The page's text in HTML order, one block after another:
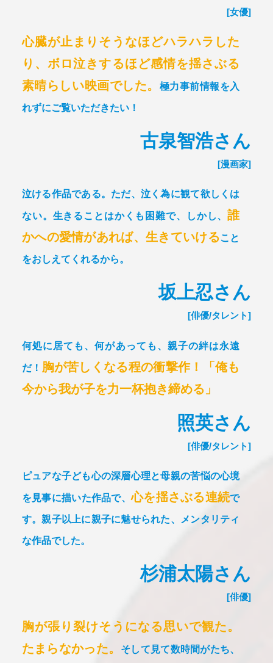
[女優]
心臓が止まりそうなほどハラハラした
り、ボロ泣きするほど感情を揺さぶる
素晴らしい映画でした。
極力事前情報を入
れずにご覧いただきたい！
古泉智浩さん
[漫画家]
泣ける作品である。ただ、泣く為に観て欲しくは
ない。 生きることはかくも困難で、しかし、誰
かへの愛情があれば、生きていけること
をおしえてくれるから。
坂上忍さん
[俳優/タレント]
何処に居ても、何があっても、親子の絆は永遠
だ！ 胸が苦しくなる程の衝撃作！
「俺も
今から我が子を力一杯抱き締める」
照英さん
[俳優/タレント]
ピュアな子ども心の深層心理と母親の苦悩の心境
を見事に描いた作品で、心を揺さぶる連続で
す。親子以上に親子に魅せられた、メンタリティ
な作品でした。
杉浦太陽さん
[俳優]
胸が張り裂けそうになる思いで観た。
たまらなかった。
そして見て数時間がたち、